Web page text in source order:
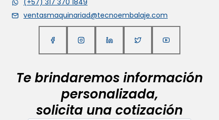
(+57) 317 370 1849
ventasmaquinariad@tecnoembalaje.com
Te brindaremos información
personalizada,
solicita una cotización